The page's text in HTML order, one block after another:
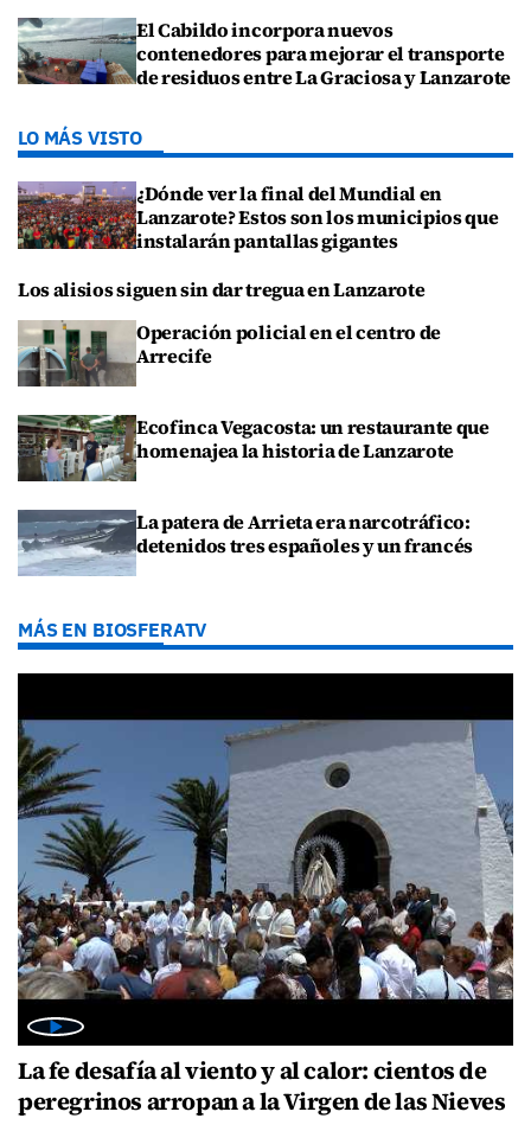
El Cabildo incorpora nuevos
contenedores para mejorar el transporte
de residuos entre La Graciosa y Lanzarote
LO MÁS VISTO
¿Dónde ver la final del Mundial en
Lanzarote? Estos son los municipios que
instalarán pantallas gigantes
Los alisios siguen sin dar tregua en Lanzarote
Operación policial en el centro de
Arrecife
Ecofinca Vegacosta: un restaurante que
homenajea la historia de Lanzarote
La patera de Arrieta era narcotráfico:
detenidos tres españoles y un francés
MÁS EN BIOSFERATV
La fe desafía al viento y al calor: cientos de
peregrinos arropan a la Virgen de las Nieves